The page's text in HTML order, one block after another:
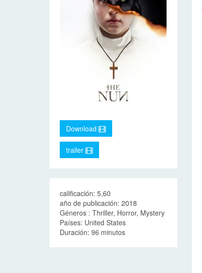
Download
trailer
calificación: 5,60
año de publicación: 2018
Géneros : Thriller, Horror, Mystery
Países: United States
Duración: 96 minutos